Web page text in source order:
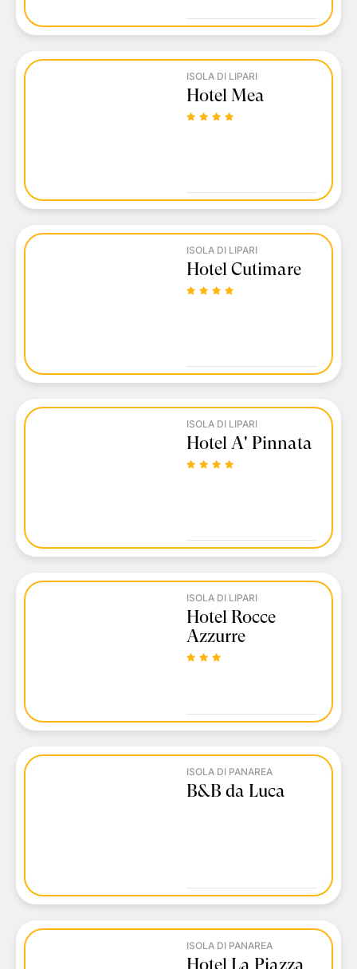
ISOLA DI LIPARI
Hotel Mea
ISOLA DI LIPARI
Hotel Cutimare
ISOLA DI LIPARI
Hotel A' Pinnata
ISOLA DI LIPARI
Hotel Rocce
Azzurre
ISOLA DI PANAREA
B&B da Luca
ISOLA DI PANAREA
Hotel La Piazza